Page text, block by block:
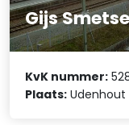
Gijs
KvK nummer:
Plaats: Udenhout